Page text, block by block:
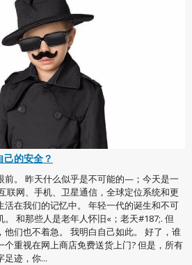
的安全？
前。 昨天什么似乎是不可能的—；今天是一
联网、手机、卫星通信，全球定位系统和更
活在我们的记忆中。 年轻一代的诞生和不可
和那些人是老年人怀旧«；老天#187;. 但
们也不着急。 我明白自己如此。 好了，谁
重视在网上商店免费送货上门? 但是，所有
足迹，你...